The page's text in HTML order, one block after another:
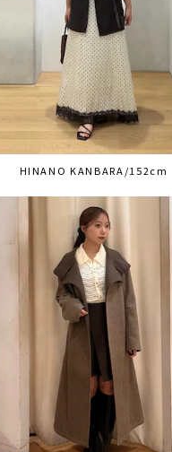
HINANO KANBARA/152cm